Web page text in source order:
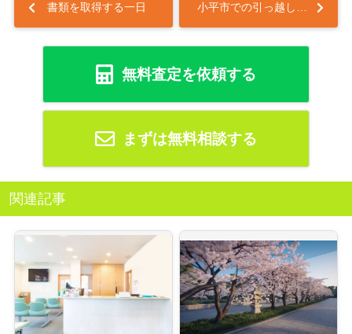
書類を取得する一日 小平市での引っ越し挨拶は大事？マナーを解説...
無料査定を依頼する
まずは無料相談する
関連記事